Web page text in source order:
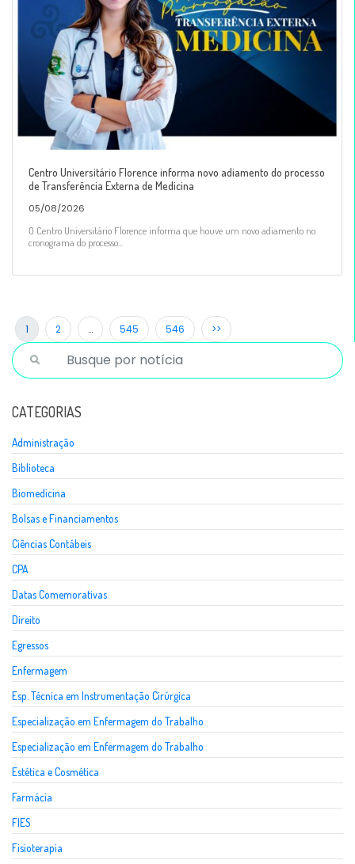
Centro Universitário Florence informa novo adiamento do processo
de Transferência Externa de Medicina
05/08/2026
O Centro Universitário Florence informa que houve um novo adiamento no
cronograma do processo...
1 2 … 545 546 >>
CATEGORIAS
Administração
Biblioteca
Biomedicina
Bolsas e Financiamentos
Ciências Contábeis
CPA
Datas Comemorativas
Direito
Egressos
Enfermagem
Esp. Técnica em Instrumentação Cirúrgica
Especialização em Enfermagem do Trabalho
Especialização em Enfermagem do Trabalho
Estética e Cosmética
Farmácia
FIES
Fisioterapia